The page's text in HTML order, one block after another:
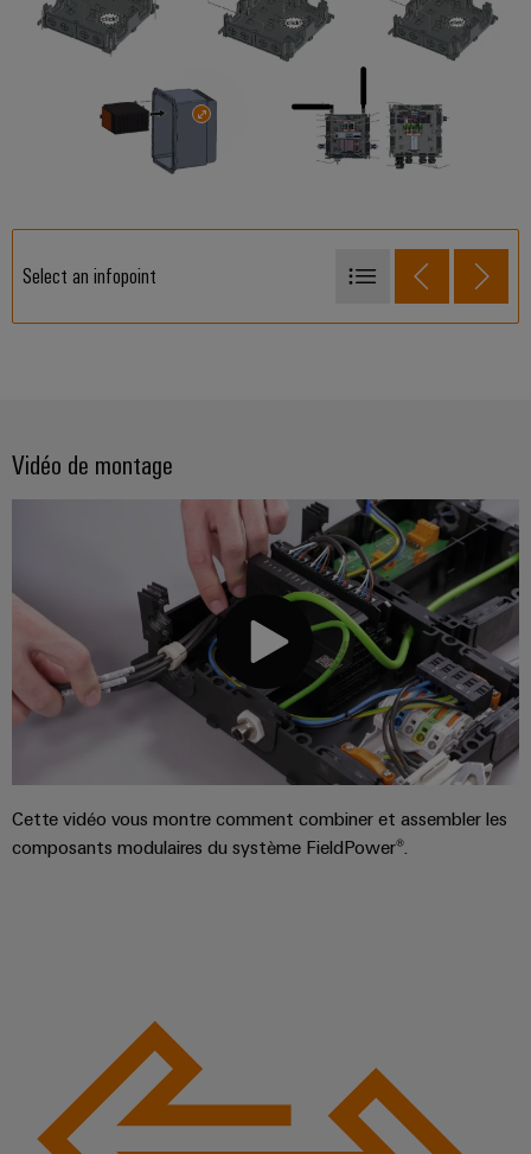
Select an infopoint
Composants de rail de bloc de jonction en FieldPower®
Vidéo de montage
Cette vidéo vous montre comment combiner et assembler les
composants modulaires du système FieldPower®.